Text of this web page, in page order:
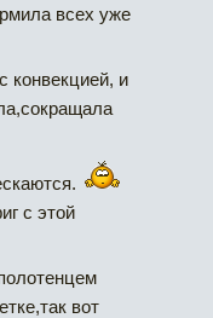
всех уже
конвекцией, и
с этой
вот